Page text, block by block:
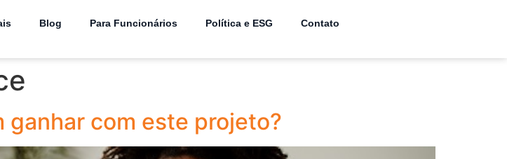
Blog Para Funcionários Política e ESG Contato
com este projeto?